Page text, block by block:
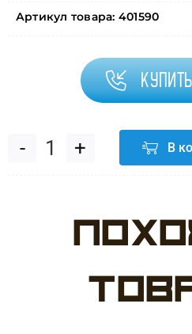
Артикул товара: 401590
Количество
Шар
В